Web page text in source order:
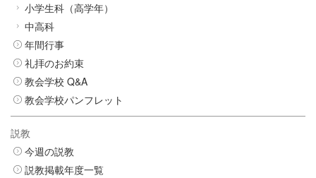
小学生科（高学年）
中高科
年間行事
礼拝のお約束
教会学校 Q&A
教会学校パンフレット
説教
今週の説教
説教掲載年度一覧